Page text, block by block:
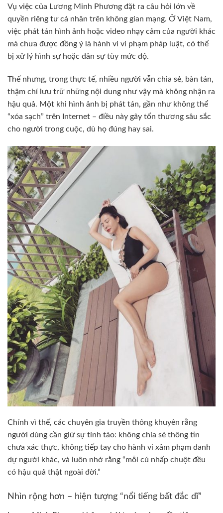
Vụ việc của Lương Minh Phương đặt ra câu hỏi lớn về
quyền riêng tư cá nhân trên không gian mạng. Ở Việt Nam,
việc phát tán hình ảnh hoặc video nhạy cảm của người khác
mà chưa được đồng ý là hành vi vi phạm pháp luật, có thể
bị xử lý hình sự hoặc dân sự tùy mức độ.
Thế nhưng, trong thực tế, nhiều người vẫn chia sẻ, bàn tán,
thậm chí lưu trữ những nội dung như vậy mà không nhận ra
hậu quả. Một khi hình ảnh bị phát tán, gần như không thể
“xóa sạch” trên Internet – điều này gây tổn thương sâu sắc
cho người trong cuộc, dù họ đúng hay sai.
Chính vì thế, các chuyên gia truyền thông khuyên rằng
người dùng cần giữ sự tỉnh táo: không chia sẻ thông tin
chưa xác thực, không tiếp tay cho hành vi xâm phạm danh
dự người khác, và luôn nhớ rằng “mỗi cú nhấp chuột đều
có hậu quả thật ngoài đời.”
Nhìn rộng hơn – hiện tượng “nổi tiếng bất đắc dĩ”